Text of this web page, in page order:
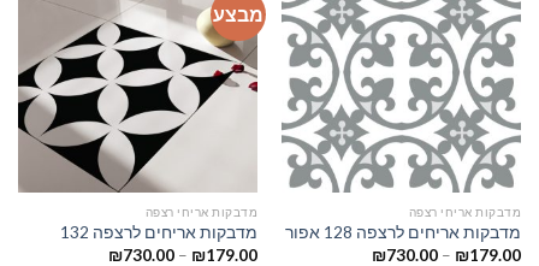
מדבקות אריחי רצפה
מדבקות אריחים לרצפה 128 אפור
₪179.00
–
₪730.00
מבצע
מדבקות אריחי רצפה
מדבקות אריחים לרצפה 132
₪179.00
–
₪730.00